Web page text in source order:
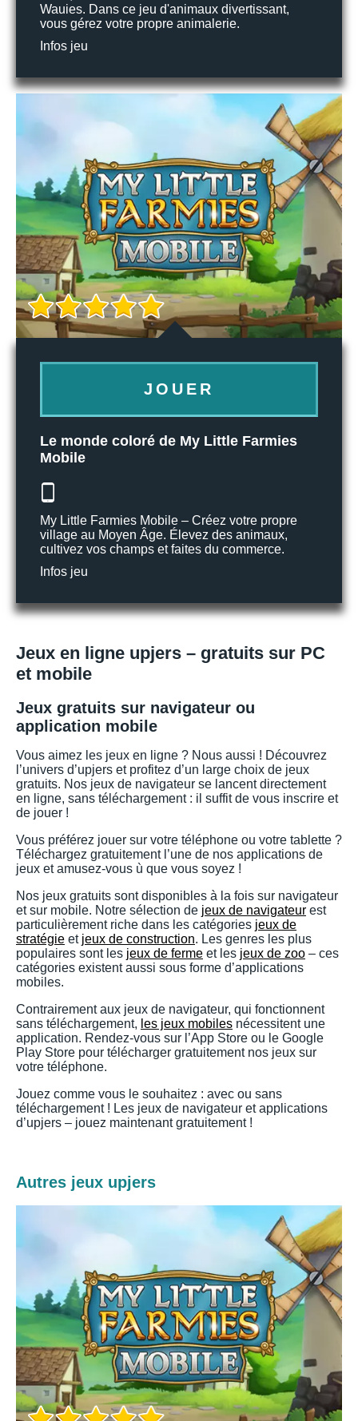
Wauies. Dans ce jeu d'animaux divertissant,
vous gérez votre propre animalerie.
Infos jeu
JOUER
Le monde coloré de My Little Farmies
Mobile
My Little Farmies Mobile – Créez votre propre
village au Moyen Âge. Élevez des animaux,
cultivez vos champs et faites du commerce.
Infos jeu
Jeux en ligne upjers – gratuits sur PC
et mobile
Jeux gratuits sur navigateur ou
application mobile
Vous aimez les jeux en ligne ? Nous aussi ! Découvrez
l’univers d’upjers et profitez d’un large choix de jeux
gratuits. Nos jeux de navigateur se lancent directement
en ligne, sans téléchargement : il suffit de vous inscrire et
de jouer !
Vous préférez jouer sur votre téléphone ou votre tablette ?
Téléchargez gratuitement l’une de nos applications de
jeux et amusez-vous ù que vous soyez !
Nos jeux gratuits sont disponibles à la fois sur navigateur
et sur mobile. Notre sélection de jeux de navigateur est
particulièrement riche dans les catégories jeux de
stratégie et jeux de construction. Les genres les plus
populaires sont les jeux de ferme et les jeux de zoo – ces
catégories existent aussi sous forme d’applications
mobiles.
Contrairement aux jeux de navigateur, qui fonctionnent
sans téléchargement, les jeux mobiles nécessitent une
application. Rendez-vous sur l’App Store ou le Google
Play Store pour télécharger gratuitement nos jeux sur
votre téléphone.
Jouez comme vous le souhaitez : avec ou sans
téléchargement ! Les jeux de navigateur et applications
d’upjers – jouez maintenant gratuitement !
Autres jeux upjers